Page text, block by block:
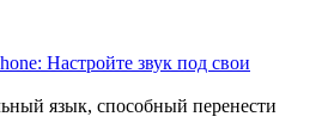
Настройте звук под свои
язык, способный перенести